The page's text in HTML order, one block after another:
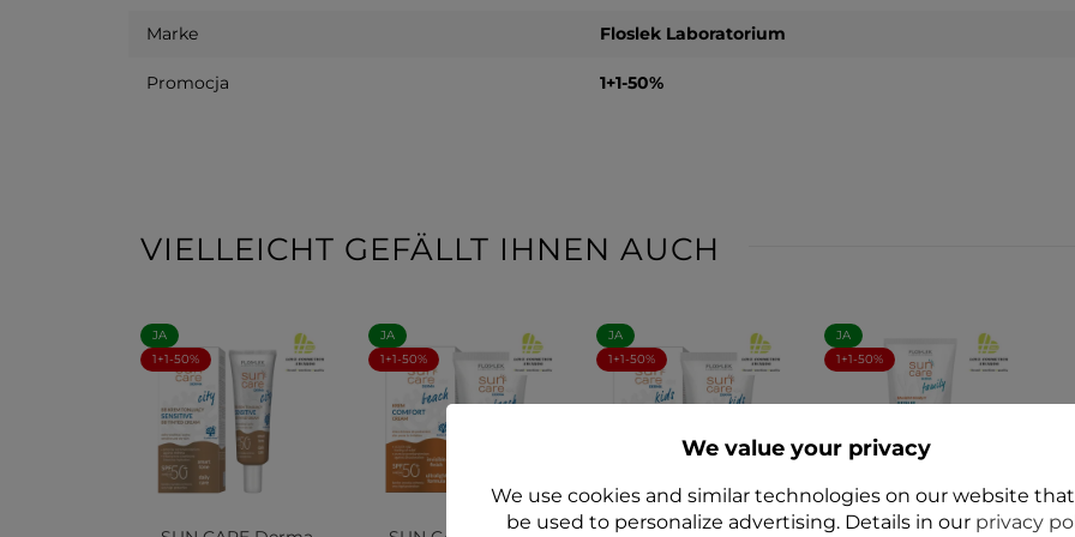
Marke Floslek Laboratorium
Promocja 1+1-50%
VIELLEICHT GEFÄLLT IHNEN AUCH
JA
1+1-50%
JA
1+1-50%
JA
1+1-50%
JA
1+1-50%
We value your privacy
We use cookies and similar technologies on our website
be used to personalize advertising. Details in our privacy